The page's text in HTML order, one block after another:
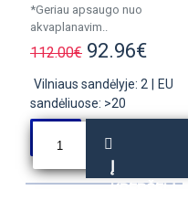
*Geriau apsaugo nuo
akvaplanavim..
112.00€ 92.96€
Vilniaus sandėlyje: 2
EU
sandėliuose: >20
Į
KREPŠELĮ